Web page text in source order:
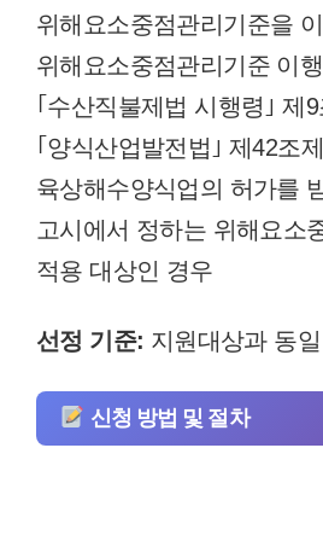
위해요소중점관리기준을
위해요소중점관리기준 이
｢수산직불제법 시행령｣ 제
｢양식산업발전법｣ 제42조
육상해수양식업의 허가를
고시에서 정하는 위해요소
적용 대상인 경우
선정 기준: 지원대상과 동일
신청 방법 및 절차